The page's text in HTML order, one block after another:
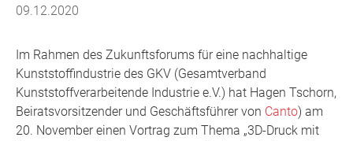
09.12.2020
Im Rahmen des Zukunftsforums für eine nachhaltige
Kunststoffindustrie des GKV (Gesamtverband
Kunststoffverarbeitende Industrie e.V.) hat Hagen Tschorn,
Beiratsvorsitzender und Geschäftsführer von Canto) am
20. November einen Vortrag zum Thema „3D-Druck mit